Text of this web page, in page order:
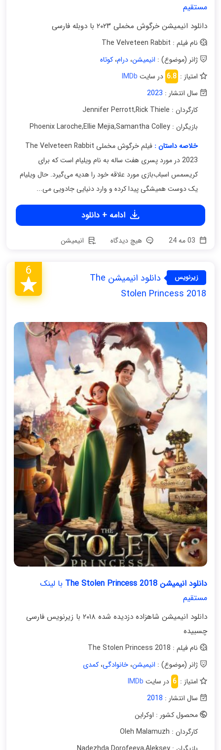
مستقیم
دانلود انیمیشن خرگوش مخملی ۲۰۲۳ با دوبله فارسی
نام فیلم : The Velveteen Rabbit
ژانر (موضوع) : انیمیشن،درام،کوتاه
امتیاز : 6.8 در سایت IMDb
سال انتشار : 2023
کارگردان : Jennifer Perrott
,Rick Thiele
بازیگران : Phoenix Laroche
,Ellie Mejia,Samantha Colley
خلاصه داستان :
فیلم خرگوش مخملی The Velveteen Rabbit
2023 در مورد پسری هفت ساله به نام ویلیام است که برای
کریسمس اسباب‌بازی مورد علاقه خود را هدیه می‌گیرد. حال ویلیام
یک دوست همیشگی پیدا کرده و وارد دنیایی جادویی می...
ادامه + دانلود
هیچ دیدگاه انیمیشن
زیرنویس
فارسی
دانلود انیمیشن The
Stolen Princess 2018
6
دانلود انیمیشن The Stolen Princess 2018
با لینک
مستقیم
دانلود انیمیشن شاهزاده دزدیده شده ۲۰۱۸ با زیرنویس فارسی
چسبیده
نام فیلم : The Stolen Princess 2018
ژانر (موضوع) : انیمیشن،خانوادگی،کمدی
امتیاز : 6 در سایت IMDb
سال انتشار : 2018
محصول کشور : اوکراین
کارگردان : Oleh Malamuzh